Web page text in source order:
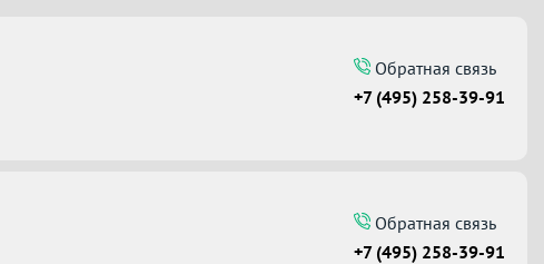
Обратная связь
+7 (495) 258-39-91
Обратная связь
+7 (495) 258-39-91